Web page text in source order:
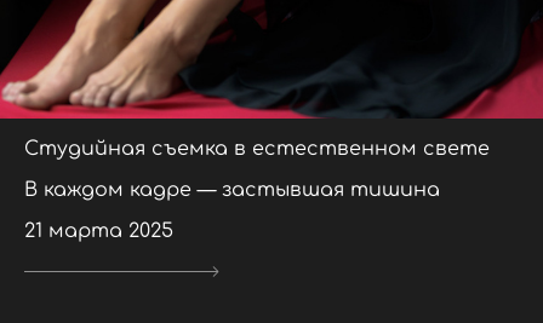
Студийная съемка в естественном свете
В каждом кадре — застывшая тишина
21 марта 2025